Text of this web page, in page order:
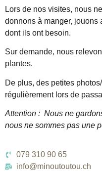
Lors de nos visites, nous
donnons à manger, jouons
dont ils ont besoin.
Sur demande, nous
plantes.
De plus, des petites
régulièrement lors de
Attention : Nous ne
nous ne sommes pas une
079 310 90 65
info@minoutoutou.ch